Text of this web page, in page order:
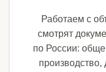
Работаем с
смотрят
по России:
производство,